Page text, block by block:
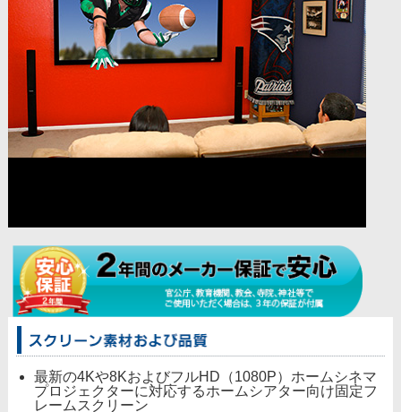
最新の4Kや8KおよびフルHD（1080P）ホームシネマ
プロジェクターに対応するホームシアター向け固定フ
レームスクリーン